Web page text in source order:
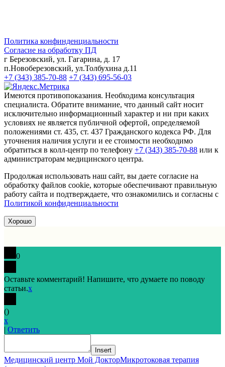
Политика конфинденциальности
Согласие на обработку ПД
г Березовский, ул. Гагарина, д. 17
п.Новоберезовский, ул.Толбухина д.11
+7 (343) 385-70-88 +7 (343) 695-56-03
Имеются противопоказания. Необходима консультация
специалиста. Обратите внимание, что данный сайт носит
исключительно информационный характер и ни при каких
условиях не является публичной офертой, определяемой
положениями ст. 435, ст. 437 Гражданского кодекса РФ. Для
уточнения наличия услуги и ее стоимости необходимо
обратиться в колл-центр по телефону +7 (343) 385-70-88 или к
администраторам медицинского центра.
Продолжая использовать наш сайт, вы даете согласие на
обработку файлов cookie, которые обеспечивают правильную
работу сайта и подтверждаете, что ознакомились и согласны с
Политикой конфиденциальности
Хорошо
0
Оставьте комментарий! Напишите, что думаете по поводу
статьи.x
()
x
| Ответить
Insert
Медицинский центр Мой ДокторМикротоковая терапия